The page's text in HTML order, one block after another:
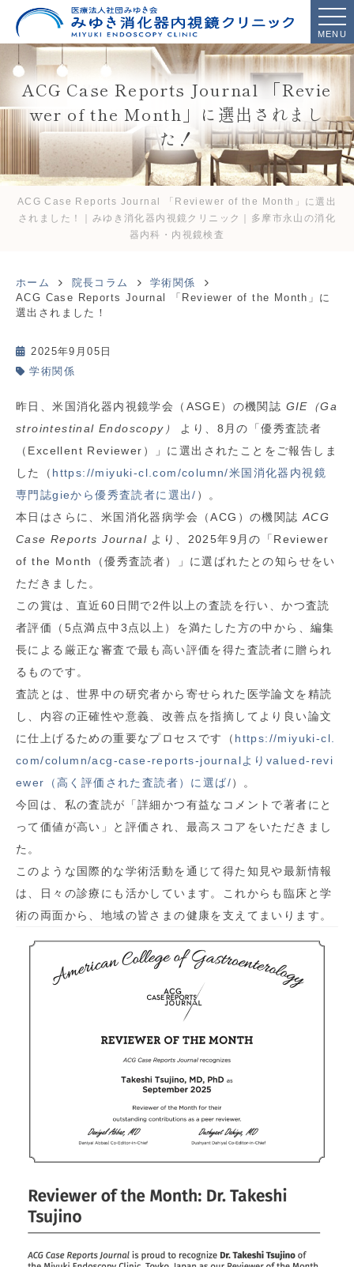
MENU
ACG Case Reports Journal 「Revie
wer of the Month」に選出されまし
た！
ACG Case Reports Journal 「Reviewer of the Month」に選出
されました！｜みゆき消化器内視鏡クリニック｜多摩市永山の消化
器内科・内視鏡検査
ホーム 院長コラム
学術関係
ACG Case Reports Journal 「Reviewer of the Month」に
選出されました！
2025年9月05日
学術関係
昨日、米国消化器内視鏡学会（ASGE）の機関誌 GIE（Ga
strointestinal Endoscopy）
より、8月の「優秀査読者
（Excellent Reviewer）」に選出されたことをご報告しま
した（ https://miyuki-cl.com/column/米国消化器内視鏡
専門誌gieから優秀査読者に選出/ ）。
本日はさらに、米国消化器病学会（ACG）の機関誌 ACG
Case Reports Journal より、2025年9月の「Reviewer
of the Month（優秀査読者）」に選ばれたとの知らせをい
ただきました。
この賞は、直近60日間で2件以上の査読を行い、かつ査読
者評価（5点満点中3点以上）を満たした方の中から、編集
長による厳正な審査で最も高い評価を得た査読者に贈られ
るものです。
査読とは、世界中の研究者から寄せられた医学論文を精読
し、内容の正確性や意義、改善点を指摘してより良い論文
に仕上げるための重要なプロセスです（ https://miyuki-cl.
com/column/acg-case-reports-journalよりvalued-revi
ewer（高く評価された査読者）に選ば/）。
今回は、私の査読が「詳細かつ有益なコメントで著者にと
って価値が高い」と評価され、最高スコアをいただきまし
た。
このような国際的な学術活動を通じて得た知見や最新情報
は、日々の診療にも活かしています。これからも臨床と学
術の両面から、地域の皆さまの健康を支えてまいります。